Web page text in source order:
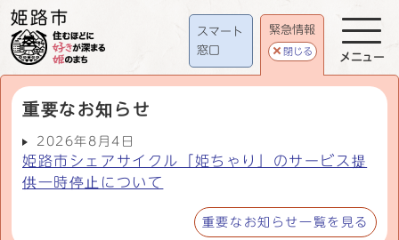
スマート
窓口
緊急情報
閉じる
重要なお知らせ
2026年8月4日
姫路市シェアサイクル「姫ちゃり」のサービス提
供一時停止について
重要なお知らせ一覧を見る
メニュー